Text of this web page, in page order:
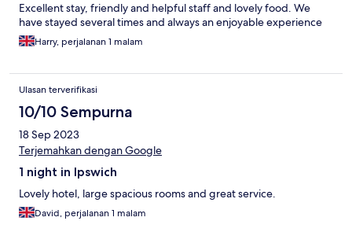
Excellent stay, friendly and helpful staff and lovely food. We
have stayed several times and always an enjoyable experience
Harry, perjalanan 1 malam
Ulasan terverifikasi
10/10 Sempurna
18 Sep 2023
Terjemahkan dengan Google
1 night in Ipswich
Lovely hotel, large spacious rooms and great service.
David, perjalanan 1 malam